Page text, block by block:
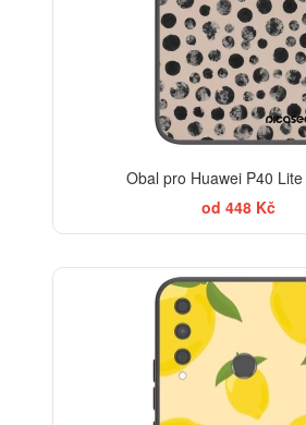
Obal pro Huawei P40
od 448 Kč